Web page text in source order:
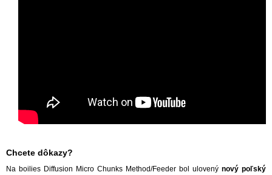
Chcete dôkazy?
Na boilies Diffusion Micro Chunks Method/Feeder bol ulovený nový poľský